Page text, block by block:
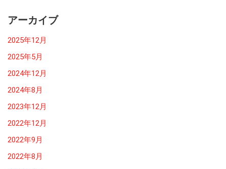
アーカイブ
2025年12月
2025年5月
2024年12月
2024年8月
2023年12月
2022年12月
2022年9月
2022年8月